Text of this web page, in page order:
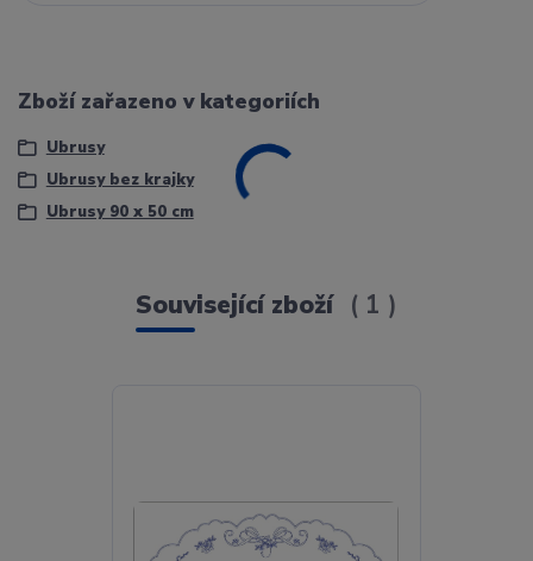
Zboží zařazeno v kategoriích
Ubrusy
Ubrusy bez krajky
Ubrusy 90 x 50 cm
Související zboží 1